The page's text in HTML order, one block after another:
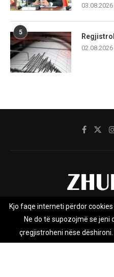
5
Rreth nesh
Zhurnal.mk është Agjenci e
Kjo faqe interneti përdor
Ne do të supozojmë se jeni
çregjistroheni nëse dëshironi.